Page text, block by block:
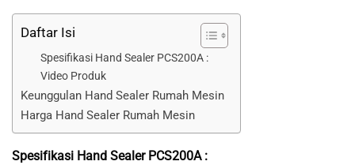
Daftar Isi
Spesifikasi Hand Sealer PCS200A :
Video Produk
Keunggulan Hand Sealer Rumah Mesin
Harga Hand Sealer Rumah Mesin
Spesifikasi Hand Sealer PCS200A :